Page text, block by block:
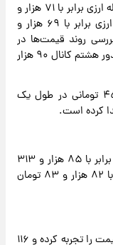
آخرین قیمت اعلامی اسکناس دلار در مرکز مبادله ارزی برابر با ۷۱ هزار و
۳۶۴ تومان است. حواله دلار در مرکز مبادله ارزی برابر با ۶۹ هزار و
روند قیمت‌ها در
بازار غیررسمی ارز حاکی از قرارگیری دلار در کریدور هشتم کانال ۹۰ هزار
بر همین اساس، هر دلار آمریکا با کاهش ۴۵۵ تومانی در طول یک
قیمت اسکناس یورو در مرکز مبادله ارزی امروز برابر با ۸۵ هزار و ۳۱۳
تومان گزارش شد. قیمت حواله یورو نیز برابر با ۸۲ هزار و ۸۳ تومان
بهای یورو در بازار آزاد نیز افزایش ۹۰ تومانی قیمت را تجربه کرده و ۱۱۶